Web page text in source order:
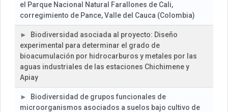
el Parque Nacional Natural Farallones de Cali,
corregimiento de Pance, Valle del Cauca (Colombia)
Biodiversidad asociada al proyecto: Diseño
experimental para determinar el grado de
bioacumulación por hidrocarburos y metales por las
aguas industriales de las estaciones Chichimene y
Apiay
Biodiversidad de grupos funcionales de
microorganismos asociados a suelos bajo cultivo de